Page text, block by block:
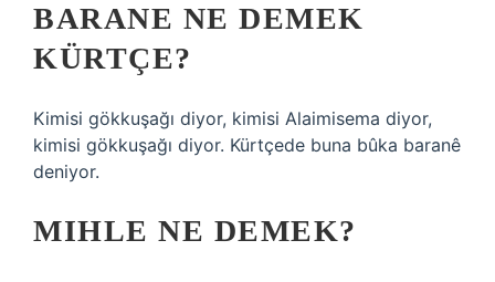
BARANE NE DEMEK
KÜRTÇE?
Kimisi gökkuşağı diyor, kimisi Alaimisema diyor,
kimisi gökkuşağı diyor. Kürtçede buna bûka baranê
deniyor.
MIHLE NE DEMEK?